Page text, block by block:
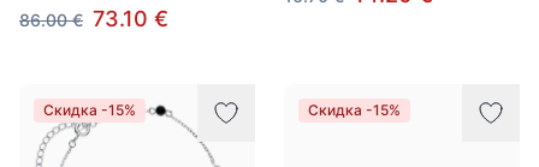
86.00 € 73.10 €
Скидка -15% Скидка -15%